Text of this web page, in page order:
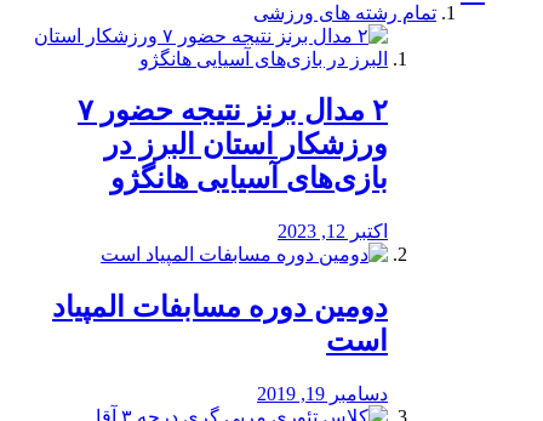
تمام رشته های ورزشی
۲ مدال برنز نتیجه حضور ۷
ورزشکار استان البرز در
بازی‌های آسیایی هانگژو
اکتبر 12, 2023
دومین دوره مسابفات المپیاد
است
دسامبر 19, 2019